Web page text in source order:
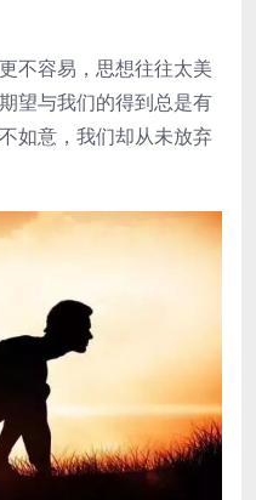
不容易，思想往往太美
望与我们的得到总是有
如意，我们却从未放弃